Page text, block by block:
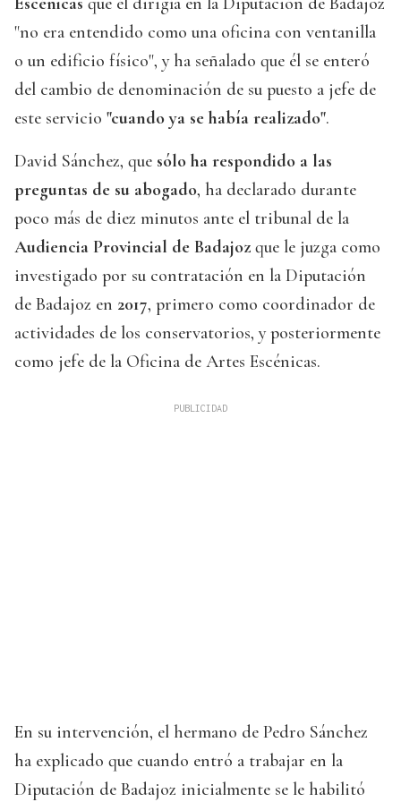
"no era entendido como una oficina con ventanilla
o un edificio físico", y ha señalado que él se enteró
del cambio de denominación de su puesto a jefe de
este servicio "cuando ya se había realizado".
David Sánchez, que sólo ha respondido a las
preguntas de su abogado, ha declarado durante
poco más de diez minutos ante el tribunal de la
Audiencia Provincial de Badajoz que le juzga como
investigado por su contratación en la Diputación
de Badajoz en 2017, primero como coordinador de
actividades de los conservatorios, y posteriormente
como jefe de la Oficina de Artes Escénicas.
En su intervención, el hermano de Pedro Sánchez
ha explicado que cuando entró a trabajar en la
Diputación de Badajoz inicialmente se le habilitó